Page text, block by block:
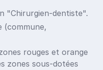
"Chirurgien-dentiste".
(commune,
rouges et orange
zones sous-dotées